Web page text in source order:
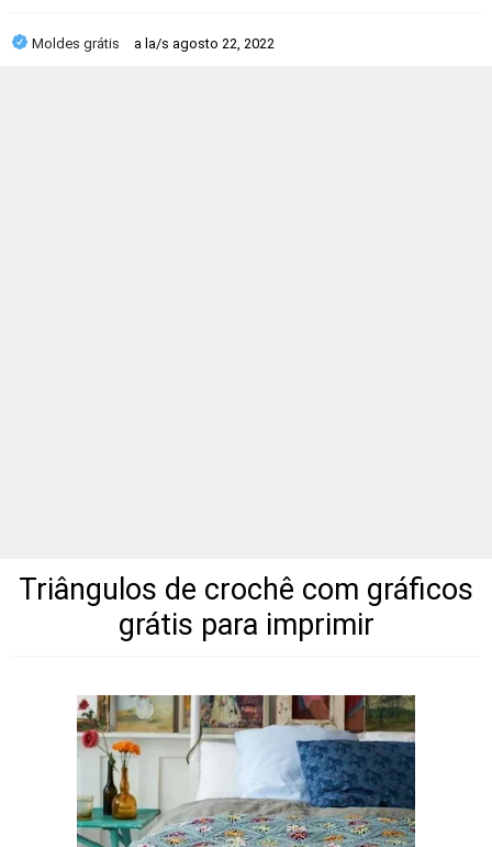
Moldes grátis a la/s agosto 22, 2022
Triângulos de crochê com gráficos
grátis para imprimir